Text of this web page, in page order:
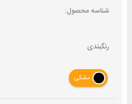
شناسه محصول:
رنگبندی
مشکی